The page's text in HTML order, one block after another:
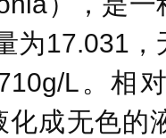
为17.031
L。相
化成无色的